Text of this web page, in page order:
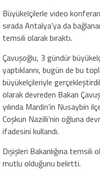
Büyükelçilerle video
sırada Antalya’ya da
temsili olarak bıraktı.
Çavuşoğlu, 3 gündür
yaptıklarını, bugün de bu
büyükelçileriyle
olarak devreden Bakan
yılında Mardin’in Nusaybin
Coşkun Nazilli’nin oğluna
ifadesini kullandı.
Dışişleri Bakanlığına
mutlu olduğunu belirtti.